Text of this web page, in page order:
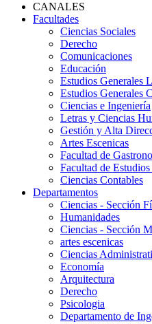
CANALES
Facultades
Ciencias Sociales
Derecho
Comunicaciones
Educación
Estudios Generales
Estudios Generales
Ciencias e Ingeniería
Letras y Ciencias
Gestión y Alta
Artes Escenicas
Facultad de
Facultad de
Ciencias Contables
Departamentos
Ciencias - Sección
Humanidades
Ciencias - Sección
artes escenicas
Ciencias
Economía
Arquitectura
Derecho
Psicologia
Departamento de